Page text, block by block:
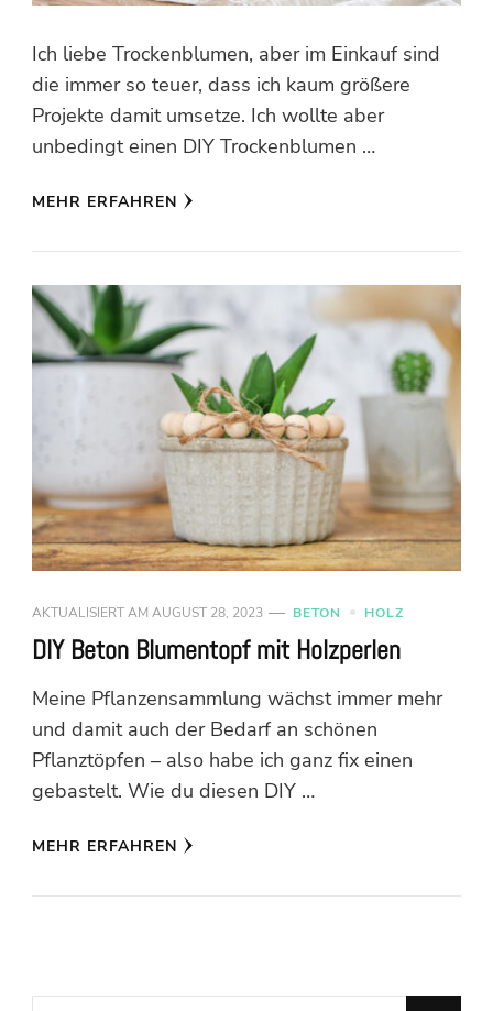
Ich liebe Trockenblumen, aber im Einkauf sind
die immer so teuer, dass ich kaum größere
Projekte damit umsetze. Ich wollte aber
unbedingt einen DIY Trockenblumen …
MEHR ERFAHREN
AKTUALISIERT AM AUGUST 28, 2023 BETON HOLZ
DIY Beton Blumentopf mit Holzperlen
Meine Pflanzensammlung wächst immer mehr
und damit auch der Bedarf an schönen
Pflanztöpfen – also habe ich ganz fix einen
gebastelt. Wie du diesen DIY …
MEHR ERFAHREN